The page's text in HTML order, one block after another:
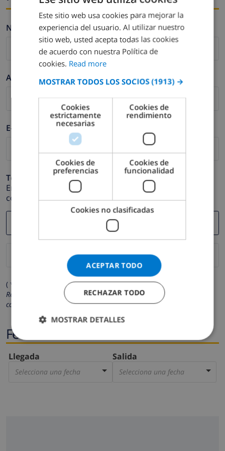
Nombre *
Apellidos *
E-mail *
Teléfono *
En caso de que su dirección de e-mail no funcione
correctamente.
( * Los campos marcados con un asterisco son obligatorios )
Respetamos su privacidad. Sus datos personales no serán
compartidos con ninguna otra persona o empresa.
Fechas
Llegada
Selecciona una fecha
Salida
Selecciona una fecha
ENGLISH
DUTCH
FRENCH
GERMAN
CATALAN
ITALIAN
DANISH
Este sitio web usa cookies para mejorar la
experiencia del usuario. Al utilizar nuestro
sitio web, usted acepta todas las cookies
de acuerdo con nuestra Política de
cookies. Read more
MOSTRAR TODOS LOS SOCIOS (1913) →
Cookies
estrictamente
necesarias
Cookies de
rendimiento
Cookies de
preferencias
Cookies de
funcionalidad
Cookies no clasificadas
ACEPTAR TODO
RECHAZAR TODO
MOSTRAR DETALLES